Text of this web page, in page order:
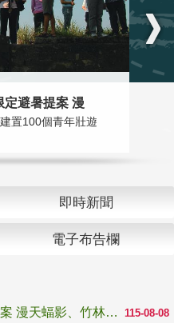
定避暑提案 漫
置100個青年壯遊
即時新聞
電子布告欄
115-08-08
青年壯遊點精選夏夜限定避暑提案 漫天蝠影、竹林尋蛙、茶香夜觀 邀青年暮色出發